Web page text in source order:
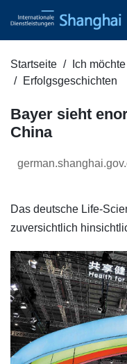
Startseite Ich möchte
Erfolgsgeschichten
Bayer sieht
China
Das deutsche Life-
zuversichtlich